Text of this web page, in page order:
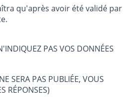
qu'après avoir été validé par
PAS VOS DONNÉES
SERA PAS PUBLIÉE, VOUS
RÉPONSES)